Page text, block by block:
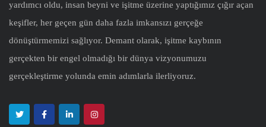
yardımcı oldu, insan beyni ve işitme üzerine yaptığımız çığır açan
keşifler, her geçen gün daha fazla imkansızı gerçeğe
dönüştürmemizi sağlıyor. Demant olarak, işitme kaybının
gerçekten bir engel olmadığı bir dünya vizyonumuzu
gerçekleştirme yolunda emin adımlarla ilerliyoruz.